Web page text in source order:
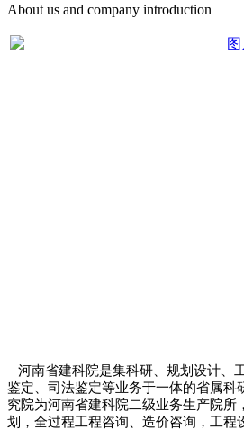
About us and company introduction
河南省建科院是集科研、规划设计、
鉴定、司法鉴定等业务于一体的省属科
究院为河南省建科院二级业务生产院所
划，全过程工程咨询、造价咨询，工程